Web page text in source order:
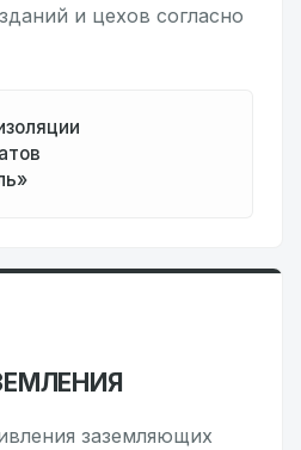
и цехов согласно
заземляющих